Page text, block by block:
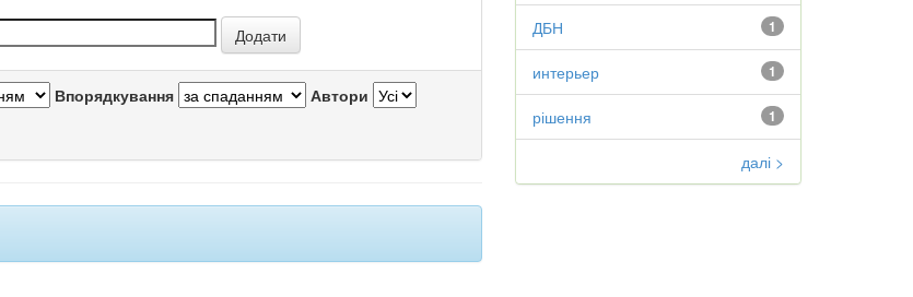
Впорядкування Автори
1
ДБН
1
интерьер
1
рішення
далі >